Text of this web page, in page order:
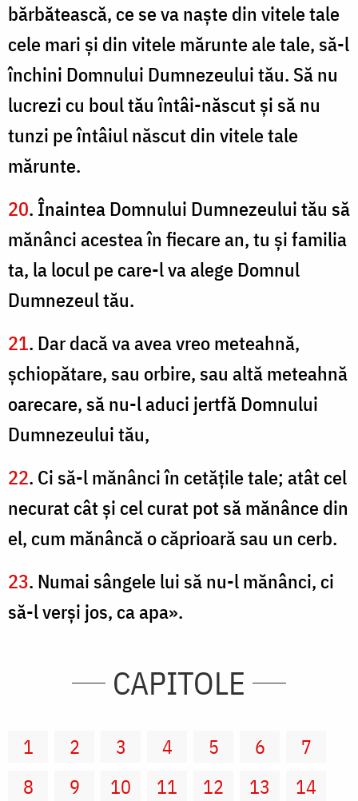
bărbătească, ce se va naşte din vitele tale
cele mari şi din vitele mărunte ale tale, să-l
închini Domnului Dumnezeului tău. Să nu
lucrezi cu boul tău întâi-născut şi să nu
tunzi pe întâiul născut din vitele tale
mărunte.
20. Înaintea Domnului Dumnezeului tău să
mănânci acestea în fiecare an, tu şi familia
ta, la locul pe care-l va alege Domnul
Dumnezeul tău.
21. Dar dacă va avea vreo meteahnă,
şchiopătare, sau orbire, sau altă meteahnă
oarecare, să nu-l aduci jertfă Domnului
Dumnezeului tău,
22. Ci să-l mănânci în cetăţile tale; atât cel
necurat cât şi cel curat pot să mănânce din
el, cum mănâncă o căprioară sau un cerb.
23. Numai sângele lui să nu-l mănânci, ci
să-l verşi jos, ca apa».
CAPITOLE
1 2 3 4 5 6
7
8
9 10 11 12 13
14